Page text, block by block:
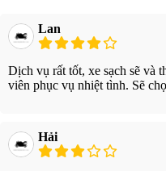
Lan
Dịch vụ rất tốt, xe sạch sẽ và
viên phục vụ nhiệt tình. Sẽ
Hải